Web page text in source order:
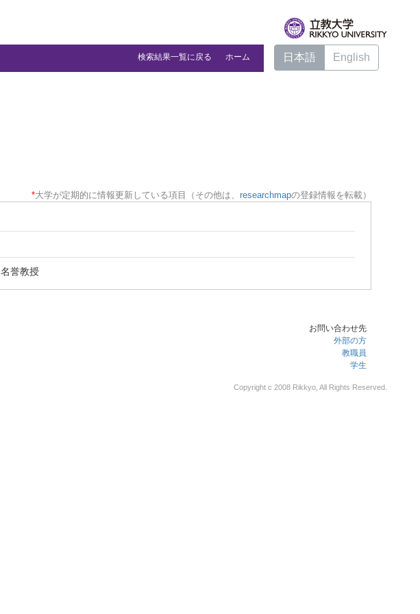
検索結果一覧に戻る ホーム 日本語 English
*大学が定期的に情報更新している項目（その他は、 researchmapの登録情報を転載）
名誉教授
お問い合わせ先
外部の方
教職員
学生
Copyright c 2008 Rikkyo, All Rights Reserved.